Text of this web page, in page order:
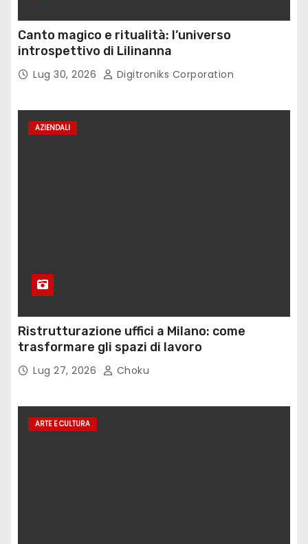
Canto magico e ritualità: l’universo
introspettivo di Lilinanna
Lug 30, 2026 Digitroniks Corporation
AZIENDALI
Ristrutturazione uffici a Milano: come
trasformare gli spazi di lavoro
Lug 27, 2026 Choku
ARTE E CULTURA